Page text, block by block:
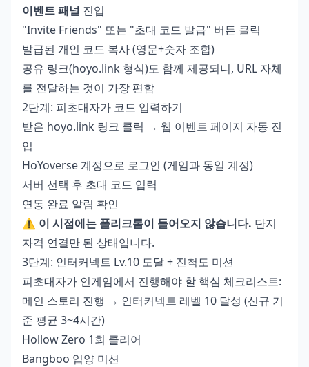
이벤트 패널 진입
"Invite Friends" 또는 "초대 코드 발급" 버튼 클릭
발급된 개인 코드 복사 (영문+숫자 조합)
공유 링크(hoyo.link 형식)도 함께 제공되니, URL 자체
를 전달하는 것이 가장 편함
2단계: 피초대자가 코드 입력하기
받은 hoyo.link 링크 클릭 → 웹 이벤트 페이지 자동 진
입
HoYoverse 계정으로 로그인 (게임과 동일 계정)
서버 선택 후 초대 코드 입력
연동 완료 알림 확인
⚠️ 이 시점에는 폴리크롬이 들어오지 않습니다. 단지
자격 연결만 된 상태입니다.
3단계: 인터커넥트 Lv.10 도달 + 진척도 미션
피초대자가 인게임에서 진행해야 할 핵심 체크리스트:
메인 스토리 진행 → 인터커넥트 레벨 10 달성 (신규 기
준 평균 3~4시간)
Hollow Zero 1회 클리어
Bangboo 입양 미션